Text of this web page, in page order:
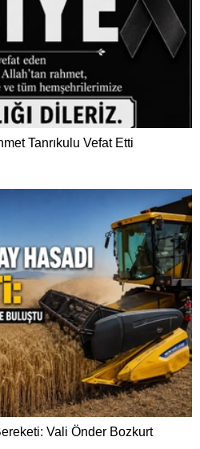
Tanrıkulu Vefat Etti
Vali Önder Bozkurt